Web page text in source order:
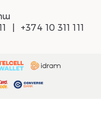
+374 10 311 111